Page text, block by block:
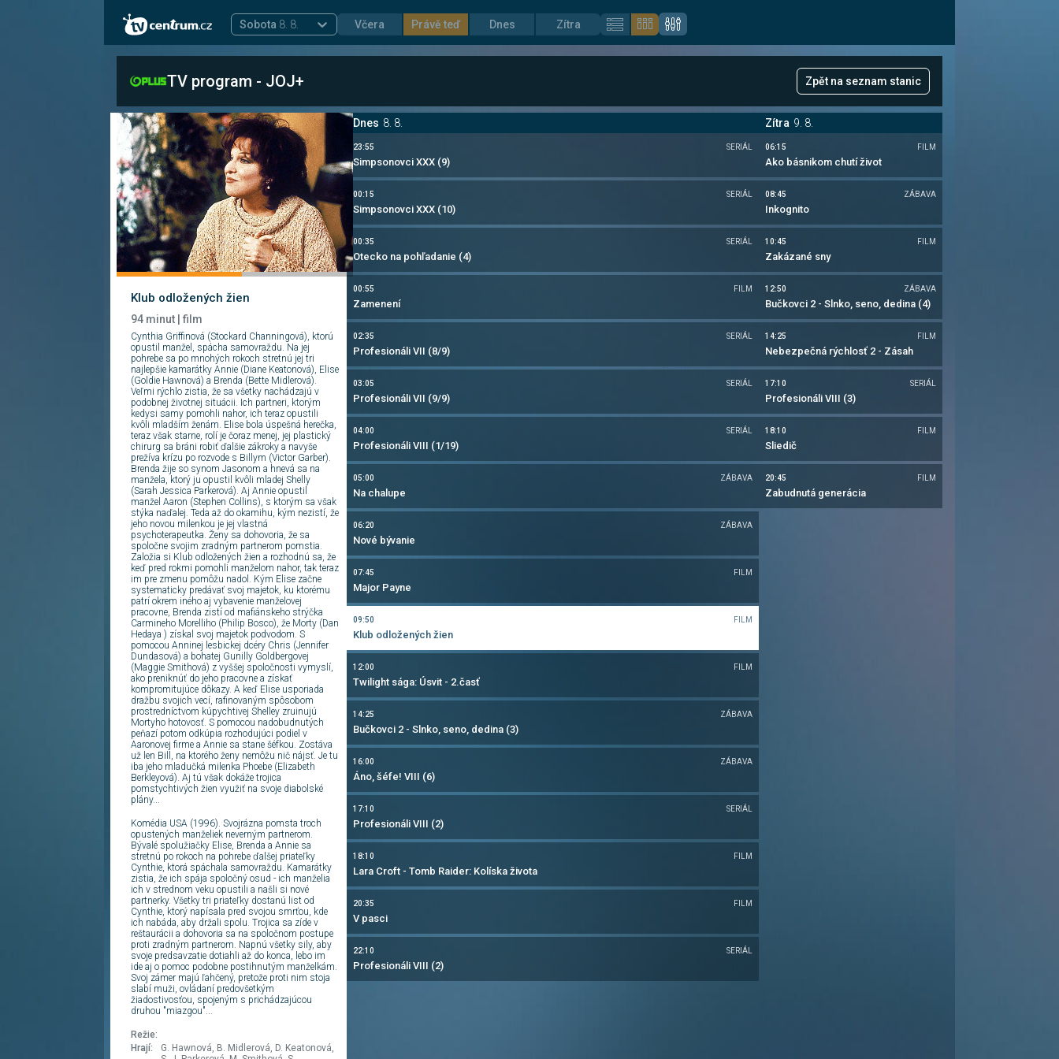
Sobota 8. 8. Včera Právě teď Dnes Zítra
TV program - JOJ+ Zpět na seznam stanic
Klub odložených žien
94 minut | film
Cynthia Griffinová (Stockard Channingová), ktorú
opustil manžel, spácha samovraždu. Na jej
pohrebe sa po mnohých rokoch stretnú jej tri
najlepšie kamarátky Annie (Diane Keatonová), Elise
(Goldie Hawnová) a Brenda (Bette Midlerová).
Veľmi rýchlo zistia, že sa všetky nachádzajú v
podobnej životnej situácii. Ich partneri, ktorým
kedysi samy pomohli nahor, ich teraz opustili
kvôli mladším ženám. Elise bola úspešná herečka,
teraz však starne, rolí je čoraz menej, jej plastický
chirurg sa bráni robiť ďalšie zákroky a navyše
prežíva krízu po rozvode s Billym (Victor Garber).
Brenda žije so synom Jasonom a hnevá sa na
manžela, ktorý ju opustil kvôli mladej Shelly
(Sarah Jessica Parkerová). Aj Annie opustil
manžel Aaron (Stephen Collins), s ktorým sa však
stýka naďalej. Teda až do okamihu, kým nezistí, že
jeho novou milenkou je jej vlastná
psychoterapeutka. Ženy sa dohovoria, že sa
spoločne svojim zradným partnerom pomstia.
Založia si Klub odložených žien a rozhodnú sa, že
keď pred rokmi pomohli manželom nahor, tak teraz
im pre zmenu pomôžu nadol. Kým Elise začne
systematicky predávať svoj majetok, ku ktorému
patrí okrem iného aj vybavenie manželovej
pracovne, Brenda zistí od mafiánskeho strýčka
Carmineho Morelliho (Philip Bosco), že Morty (Dan
Hedaya ) získal svoj majetok podvodom. S
pomocou Anninej lesbickej dcéry Chris (Jennifer
Dundasová) a bohatej Gunilly Goldbergovej
(Maggie Smithová) z vyššej spoločnosti vymyslí,
ako preniknúť do jeho pracovne a získať
kompromitujúce dôkazy. A keď Elise usporiada
dražbu svojich vecí, rafinovaným spôsobom
prostredníctvom kúpychtivej Shelley zruinujú
Mortyho hotovosť. S pomocou nadobudnutých
peňazí potom odkúpia rozhodujúci podiel v
Aaronovej firme a Annie sa stane šéfkou. Zostáva
už len Bill, na ktorého ženy nemôžu nič nájsť. Je tu
iba jeho mladučká milenka Phoebe (Elizabeth
Berkleyová). Aj tú však dokáže trojica
pomstychtivých žien využiť na svoje diabolské
plány...
Komédia USA (1996). Svojrázna pomsta troch
opustených manželiek neverným partnerom.
Bývalé spolužiačky Elise, Brenda a Annie sa
stretnú po rokoch na pohrebe ďalšej priateľky
Cynthie, ktorá spáchala samovraždu. Kamarátky
zistia, že ich spája spoločný osud - ich manželia
ich v strednom veku opustili a našli si nové
partnerky. Všetky tri priateľky dostanú list od
Cynthie, ktorý napísala pred svojou smrťou, kde
ich nabáda, aby držali spolu. Trojica sa zíde v
reštaurácii a dohovoria sa na spoločnom postupe
proti zradným partnerom. Napnú všetky sily, aby
svoje predsavzatie dotiahli až do konca, lebo im
ide aj o pomoc podobne postihnutým manželkám.
Svoj zámer majú ľahčený, pretože proti nim stoja
slabí muži, ovládaní predovšetkým
žiadostivosťou, spojeným s prichádzajúcou
druhou "miazgou"...
Režie:
Hrají:
G. Hawnová, B. Midlerová, D. Keatonová,
Dnes 8. 8.
23:55 SERIÁL
Simpsonovci XXX (9)
00:15 SERIÁL
Simpsonovci XXX (10)
00:35 SERIÁL
Otecko na pohľadanie (4)
00:55 FILM
Zamenení
02:35 SERIÁL
Profesionáli VII (8/9)
03:05 SERIÁL
Profesionáli VII (9/9)
04:00 SERIÁL
Profesionáli VIII (1/19)
05:00 ZÁBAVA
Na chalupe
06:20 ZÁBAVA
Nové bývanie
07:45 FILM
Major Payne
09:50 FILM
Klub odložených žien
12:00 FILM
Twilight sága: Úsvit - 2.časť
14:25 ZÁBAVA
Bučkovci 2 - Slnko, seno, dedina (3)
16:00 ZÁBAVA
Áno, šéfe! VIII (6)
17:10 SERIÁL
Profesionáli VIII (2)
18:10 FILM
Lara Croft - Tomb Raider: Kolíska života
20:35 FILM
V pasci
22:10 SERIÁL
Profesionáli VIII (2)
Zítra 9. 8.
06:15 FILM
Ako básnikom chutí život
08:45 ZÁBAVA
Inkognito
10:45 FILM
Zakázané sny
12:50 ZÁBAVA
Bučkovci 2 - Slnko, seno, dedina (4)
14:25 FILM
Nebezpečná rýchlosť 2 - Zásah
17:10 SERIÁL
Profesionáli VIII (3)
18:10 FILM
Sliedič
20:45 FILM
Zabudnutá generácia